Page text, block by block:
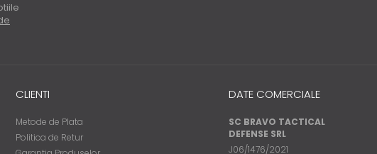
CLIENTI
Metode de Plata
Politica de Retur
DATE COMERCIALE
SC BRAVO TACTICAL
DEFENSE SRL
J06/1476/2021